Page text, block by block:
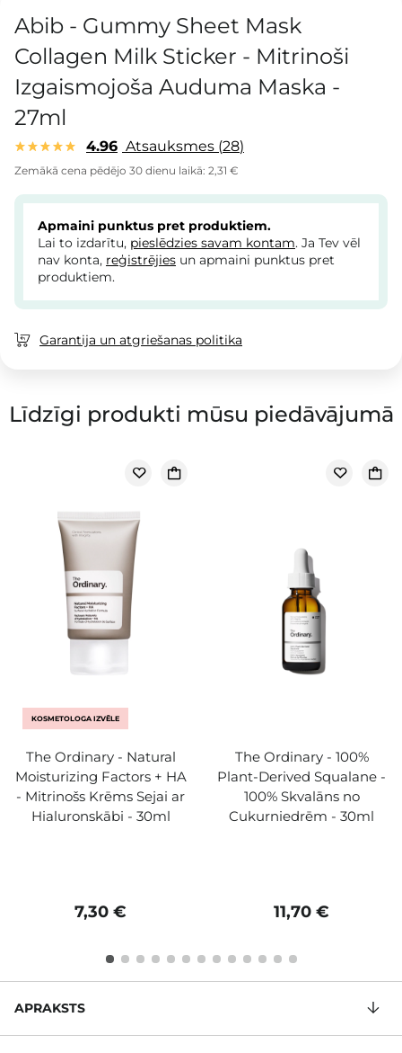
Abib - Gummy Sheet Mask
Collagen Milk Sticker - Mitrinoši
Izgaismojoša Auduma Maska -
27ml
4.96 Atsauksmes 28
Zemākā cena pēdējo 30 dienu laikā: 2,31 €
Apmaini punktus pret produktiem.
Lai to izdarītu, pieslēdzies savam kontam. Ja Tev vēl
nav konta, reģistrējies un apmaini punktus pret
produktiem.
Garantija un atgriešanas politika
Līdzīgi produkti mūsu piedāvājumā
KOSMETOLOGA IZVĒLE
The Ordinary - Natural
Moisturizing Factors + HA
- Mitrinošs Krēms Sejai ar
Hialuronskābi - 30ml
7,30 €
The Ordinary - 100%
Plant-Derived Squalane -
100% Skvalāns no
Cukurniedrēm - 30ml
11,70 €
APRAKSTS